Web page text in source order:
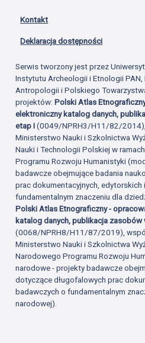
Kontakt
Deklaracja dostępności
Serwis tworzony jest przez
Instytutu Archeologii i Etnologii
Antropologii i Polskiego
projektów:Polski Atlas
elektroniczny katalog danych,
etap I(0049/NPRH3/H11/82/
Ministerstwo Nauki i Szkolnictwa
Nauki i Technologii Polskiej w
Programu Rozwoju Humanistyki
badawcze obejmujące badania
prac dokumentacyjnych, edytorskich
fundamentalnym znaczeniu dla
Polski Atlas Etnograficzny -
katalog danych, publikacja zasobów
(0068/NPRH8/H11/87/2019),
Ministerstwo Nauki i Szkolnictwa
Narodowego Programu Rozwoju
narodowe - projekty badawcze
dotyczące długofalowych prac
badawczych o fundamentalnym
narodowej).